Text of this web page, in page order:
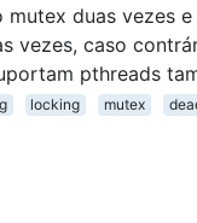
mutex duas vezes
vezes, caso
pthreads
locking mutex